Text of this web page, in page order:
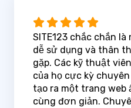
SITE123 chắc chắn
dễ sử dụng và thân
gặp. Các kỹ thuật
của họ cực kỳ
tạo ra một trang
cùng đơn giản.